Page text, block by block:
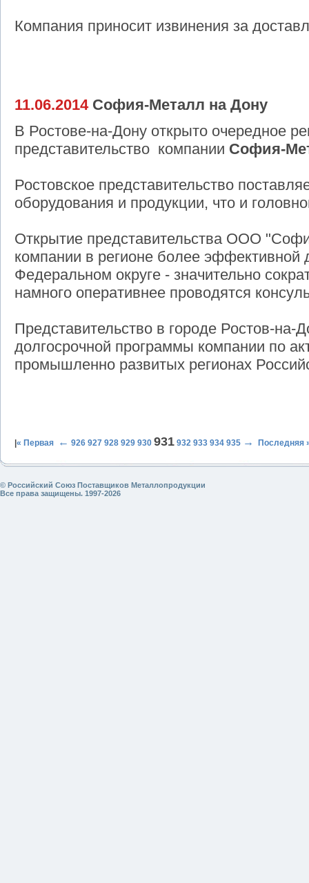
Компания приносит извинения за
11.06.2014София-Металл на Дону
В Ростове-на-Дону открыто очередное
представительство компании София-
Ростовское представительство
оборудования и продукции, что и
Открытие представительства ООО
компании в регионе более
Федеральном округе - значительно
намного оперативнее проводятся
Представительство в городе Ростов-на-
долгосрочной программы компании по
промышленно развитых регионах
« Первая ← 926 927 928 929 930 931 932 933 934 935 → Последняя
© Российский Союз Поставщиков Металлопродукции
Все права защищены. 1997-2026